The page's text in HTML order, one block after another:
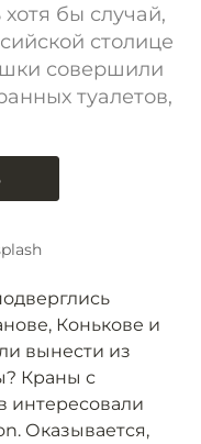
бы случай,
столице
совершили
туалетов,
Конькове и
вынести из
Краны с
интересовали
Оказывается,